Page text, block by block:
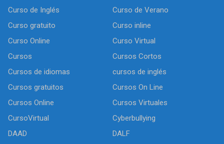
Curso de Inglés
Curso de Verano
Curso gratuito
Curso inline
Curso Online
Curso Virtual
Cursos
Cursos Cortos
Cursos de idiomas
cursos de inglés
Cursos gratuitos
Cursos On Line
Cursos Online
Cursos Virtuales
CursoVirtual
Cyberbullying
DAAD
DALF